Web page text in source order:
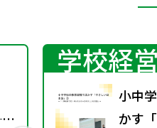
学校経営
小中
かす